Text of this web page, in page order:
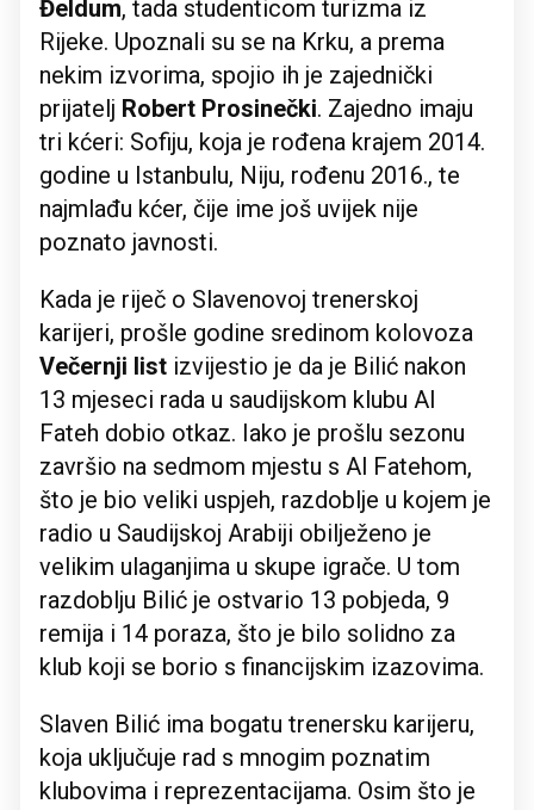
Đeldum, tada studenticom turizma iz
Rijeke. Upoznali su se na Krku, a prema
nekim izvorima, spojio ih je zajednički
prijatelj Robert Prosinečki. Zajedno imaju
tri kćeri: Sofiju, koja je rođena krajem 2014.
godine u Istanbulu, Niju, rođenu 2016., te
najmlađu kćer, čije ime još uvijek nije
poznato javnosti.
Kada je riječ o Slavenovoj trenerskoj
karijeri, prošle godine sredinom kolovoza
Večernji list izvijestio je da je Bilić nakon
13 mjeseci rada u saudijskom klubu Al
Fateh dobio otkaz. Iako je prošlu sezonu
završio na sedmom mjestu s Al Fatehom,
što je bio veliki uspjeh, razdoblje u kojem je
radio u Saudijskoj Arabiji obilježeno je
velikim ulaganjima u skupe igrače. U tom
razdoblju Bilić je ostvario 13 pobjeda, 9
remija i 14 poraza, što je bilo solidno za
klub koji se borio s financijskim izazovima.
Slaven Bilić ima bogatu trenersku karijeru,
koja uključuje rad s mnogim poznatim
klubovima i reprezentacijama. Osim što je